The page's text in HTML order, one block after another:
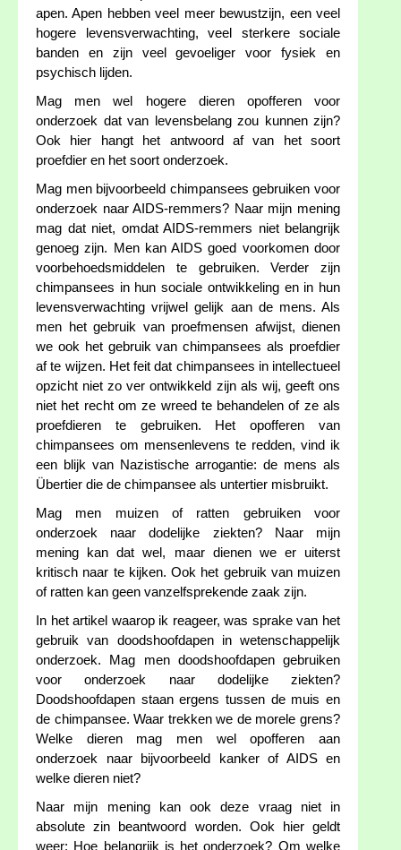
apen. Apen hebben veel meer bewustzijn, een veel
hogere levensverwachting, veel sterkere sociale
banden en zijn veel gevoeliger voor fysiek en
psychisch lijden.
Mag men wel hogere dieren opofferen voor
onderzoek dat van levensbelang zou kunnen zijn?
Ook hier hangt het antwoord af van het soort
proefdier en het soort onderzoek.
Mag men bijvoorbeeld chimpansees gebruiken voor
onderzoek naar AIDS-remmers? Naar mijn mening
mag dat niet, omdat AIDS-remmers niet belangrijk
genoeg zijn. Men kan AIDS goed voorkomen door
voorbehoedsmiddelen te gebruiken. Verder zijn
chimpansees in hun sociale ontwikkeling en in hun
levensverwachting vrijwel gelijk aan de mens. Als
men het gebruik van proefmensen afwijst, dienen
we ook het gebruik van chimpansees als proefdier
af te wijzen. Het feit dat chimpansees in intellectueel
opzicht niet zo ver ontwikkeld zijn als wij, geeft ons
niet het recht om ze wreed te behandelen of ze als
proefdieren te gebruiken. Het opofferen van
chimpansees om mensenlevens te redden, vind ik
een blijk van Nazistische arrogantie: de mens als
Übertier die de chimpansee als untertier misbruikt.
Mag men muizen of ratten gebruiken voor
onderzoek naar dodelijke ziekten? Naar mijn
mening kan dat wel, maar dienen we er uiterst
kritisch naar te kijken. Ook het gebruik van muizen
of ratten kan geen vanzelfsprekende zaak zijn.
In het artikel waarop ik reageer, was sprake van het
gebruik van doodshoofdapen in wetenschappelijk
onderzoek. Mag men doodshoofdapen gebruiken
voor onderzoek naar dodelijke ziekten?
Doodshoofdapen staan ergens tussen de muis en
de chimpansee. Waar trekken we de morele grens?
Welke dieren mag men wel opofferen aan
onderzoek naar bijvoorbeeld kanker of AIDS en
welke dieren niet?
Naar mijn mening kan ook deze vraag niet in
absolute zin beantwoord worden. Ook hier geldt
weer: Hoe belangrijk is het onderzoek? Om welke